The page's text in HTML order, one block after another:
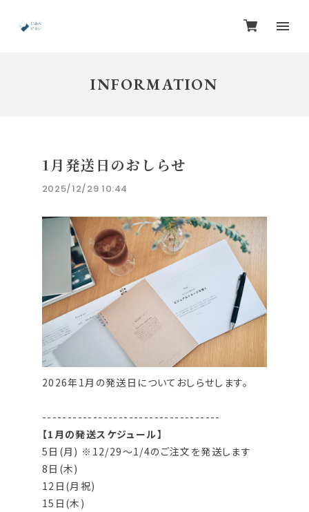
INFORMATION
1月発送日のおしらせ
2025/12/29 10:44
2026年1月の発送日についておしらせします。
-----------------------------------
【1月の発送スケジュール】
5日(月) ※12/29〜1/4のご注文を発送します
8日(木)
12日(月祝)
15日(木)